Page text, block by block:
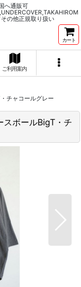
へ通販可
の他正規取り扱い
カート
ご利用案内
コールグレー
ールBigT・チ